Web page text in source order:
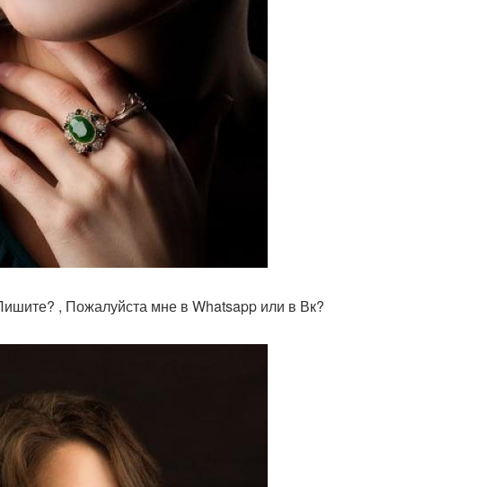
, Пожалуйста мне в Whatsapp или в Вк?